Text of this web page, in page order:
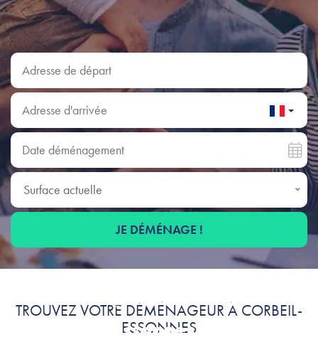
Déménagement à Corbeil-
Essonnes :
Adresse de départ
Adresse d'arrivée
Date déménagement
Surface actuelle
Surface actuelle
JE DÉMÉNAGE !
TROUVEZ VOTRE DÉMÉNAGEUR À CORBEIL-
ESSONNES